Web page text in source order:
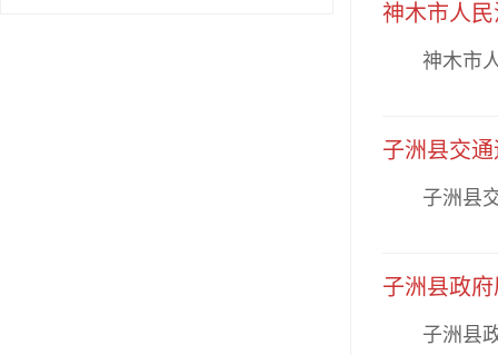
神木市人
神木市人
子洲县交
子洲县交
子洲县政
子洲县政